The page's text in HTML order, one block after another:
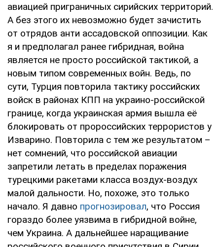
авиацией приграничных сирийских территорий.
А без этого их невозможно будет зачистить
от отрядов анти ассадовской оппозиции. Как
я и предполагал ранее гибридная, война
является не просто российской тактикой, а
новым типом современных войн. Ведь, по
сути, Турция повторила тактику российских
войск в районах КПП на украино-российской
границе, когда украинская армия вышла её
блокировать от пророссийских террористов у
Изварино. Повторила с тем же результатом –
нет сомнений, что российской авиации
запретили летать в пределах поражения
турецкими ракетами класса воздух-воздух
малой дальности. Но, похоже, это только
начало. Я давно прогнозировал, что Россия
гораздо более уязвима в гибридной войне,
чем Украина. А дальнейшее наращивание